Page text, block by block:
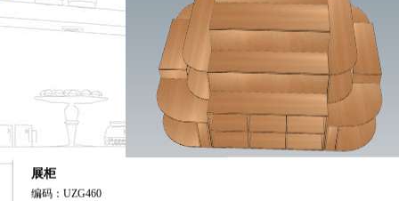
展柜
编码：UZG460